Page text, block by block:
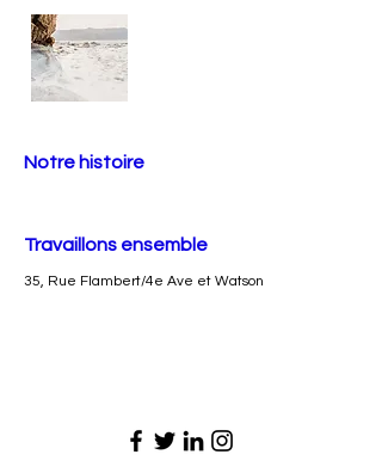
Notre histoire
Travaillons ensemble
35, Rue Flambert/4e Ave et Watson